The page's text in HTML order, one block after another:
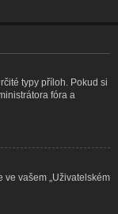
typy příloh. Pokud si
fóra a
vašem „Uživatelském